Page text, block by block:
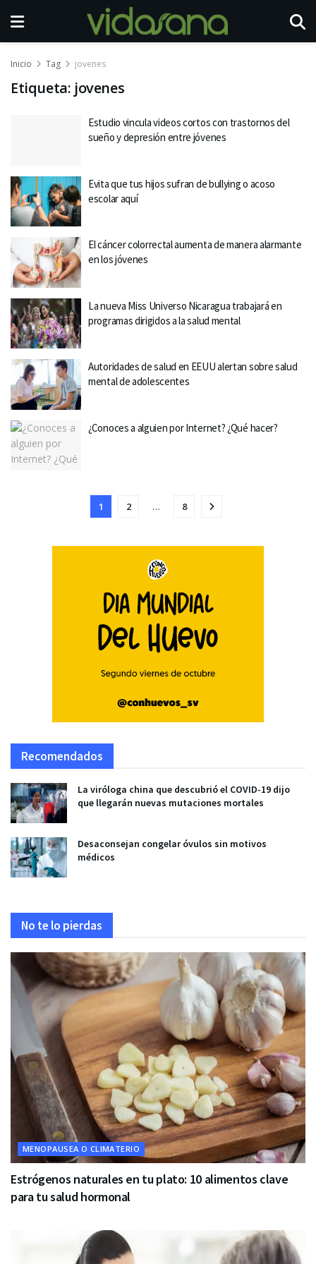
Inicio Tag jovenes
Etiqueta: jovenes
Estudio vincula videos cortos con trastornos del
sueño y depresión entre jóvenes
Evita que tus hijos sufran de bullying o acoso
escolar aquí
El cáncer colorrectal aumenta de manera alarmante
en los jóvenes
La nueva Miss Universo Nicaragua trabajará en
programas dirigidos a la salud mental
Autoridades de salud en EEUU alertan sobre salud
mental de adolescentes
¿Conoces a alguien por Internet? ¿Qué hacer?
1 2 … 8
Recomendados
La viróloga china que descubrió el COVID-19 dijo
que llegarán nuevas mutaciones mortales
Desaconsejan congelar óvulos sin motivos
médicos
No te lo pierdas
MENOPAUSEA O CLIMATERIO
Estrógenos naturales en tu plato: 10 alimentos clave
para tu salud hormonal